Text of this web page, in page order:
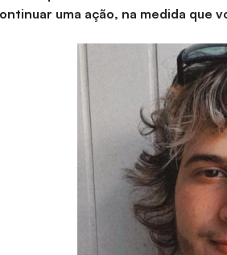
uma ação, na medida que